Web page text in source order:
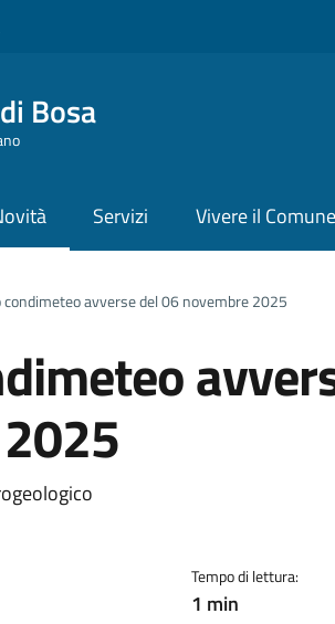
Bosa
Servizi Vivere il Comune
condimeteo avverse del 06 novembre 2025
Tempo di lettura:
1 min